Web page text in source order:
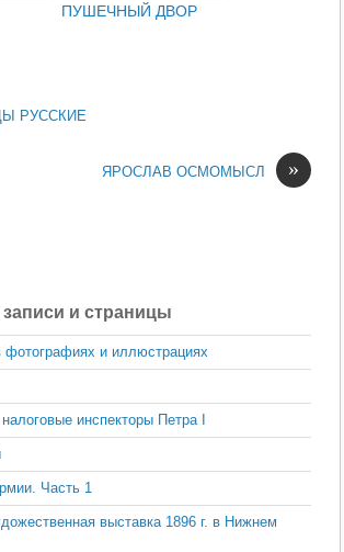
ПУШЕЧНЫЙ ДВОР
РУССКИЕ
»
ЯРОСЛАВ ОСМОМЫСЛ
и страницы
фотографиях и иллюстрациях
инспекторы Петра I
Часть 1
выставка 1896 г. в Нижнем